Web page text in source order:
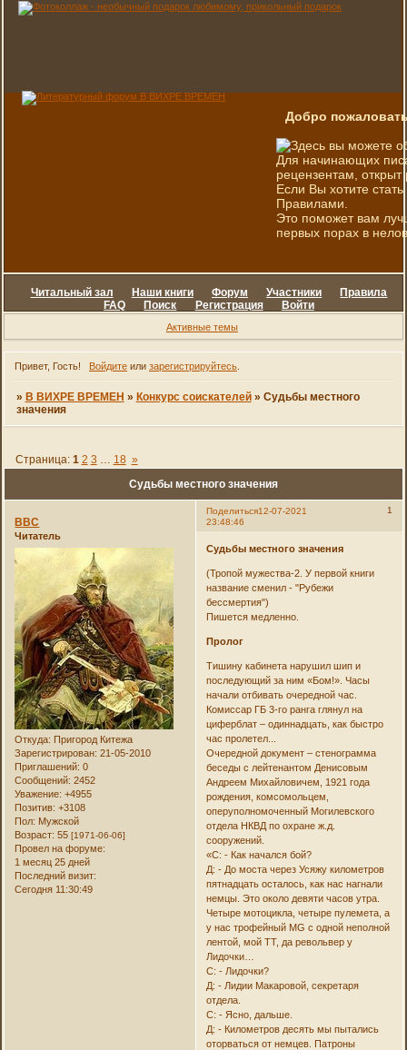
Добро
Здесь вы можете
Для начинающих
рецензентам, открыт
Если Вы хотите
Правилами.
Это поможет вам
первых порах в
Читальный зал Наши книги Форум Участники
Правила
FAQ
Поиск Регистрация Войти
Активные темы
Привет, Гость! Войдитеили зарегистрируйтесь.
» В ВИХРЕ ВРЕМЕН » Конкурс соискателей » Судьбы местного
значения
Судьбы местного значения
Страница: 1 2 3 … 18 »
Поделиться 1
12-07-2021
23:48:46
ВВС
Читатель
Откуда: Пригород Китежа
Зарегистрирован: 21-05-2010
Приглашений: 0
Сообщений: 2452
Уважение: +4955
Позитив: +3108
Пол: Мужской
Возраст: 55[1971-06-06]
Провел на форуме:
1 месяц 25 дней
Последний визит:
Сегодня 11:30:49
Судьбы местного значения
(Тропой мужества-2. У первой книги
название сменил - "Рубежи
бессмертия")
Пишется медленно.
Пролог
Тишину кабинета нарушил шип и
последующий за ним «Бом!». Часы
начали отбивать очередной час.
Комиссар ГБ 3-го ранга глянул на
циферблат – одиннадцать, как быстро
час пролетел...
Очередной документ – стенограмма
беседы с лейтенантом Денисовым
Андреем Михайловичем, 1921 года
рождения, комсомольцем,
оперуполномоченный Могилевского
отдела НКВД по охране ж.д.
сооружений.
«С: - Как начался бой?
Д: - До моста через Усяжу километров
пятнадцать осталось, как нас нагнали
немцы. Это около девяти часов утра.
Четыре мотоцикла, четыре пулемета, а
у нас трофейный MG с одной неполной
лентой, мой ТТ, да револьвер у
Лидочки…
С: - Лидочки?
Д: - Лидии Макаровой, секретаря
отдела.
С: - Ясно, дальше.
Д: - Километров десять мы пытались
оторваться от немцев. Патроны